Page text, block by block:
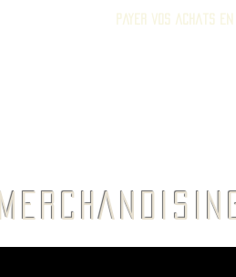
Payer vos achats